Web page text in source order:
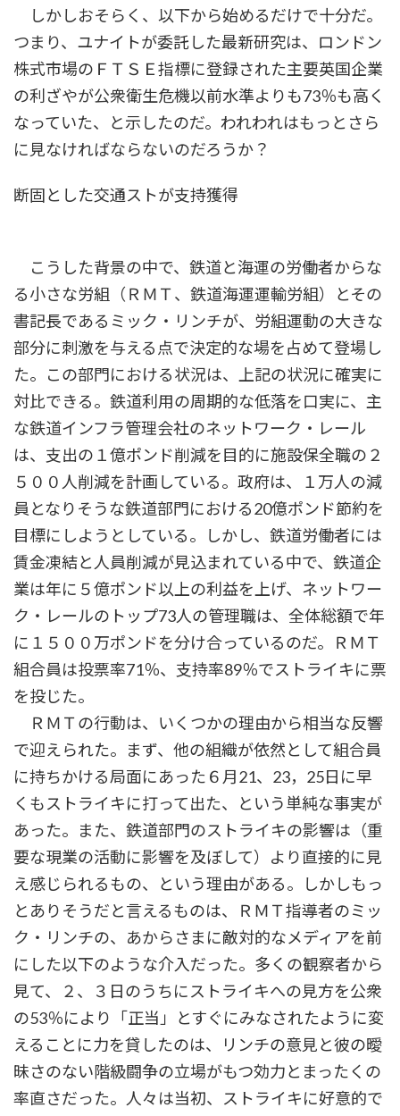
しかしおそらく、以下から始めるだけで十分だ。
つまり、ユナイトが委託した最新研究は、ロンドン
株式市場のＦＴＳＥ指標に登録された主要英国企業
の利ざやが公衆衛生危機以前水準よりも73％も高く
なっていた、と示したのだ。われわれはもっとさら
に見なければならないのだろうか？
断固とした交通ストが支持獲得
こうした背景の中で、鉄道と海運の労働者からな
る小さな労組（ＲＭＴ、鉄道海運運輸労組）とその
書記長であるミック・リンチが、労組運動の大きな
部分に刺激を与える点で決定的な場を占めて登場し
た。この部門における状況は、上記の状況に確実に
対比できる。鉄道利用の周期的な低落を口実に、主
な鉄道インフラ管理会社のネットワーク・レール
は、支出の１億ポンド削減を目的に施設保全職の２
５００人削減を計画している。政府は、１万人の減
員となりそうな鉄道部門における20億ポンド節約を
目標にしようとしている。しかし、鉄道労働者には
賃金凍結と人員削減が見込まれている中で、鉄道企
業は年に５億ポンド以上の利益を上げ、ネットワー
ク・レールのトップ73人の管理職は、全体総額で年
に１５００万ポンドを分け合っているのだ。ＲＭＴ
組合員は投票率71％、支持率89％でストライキに票
を投じた。
ＲＭＴの行動は、いくつかの理由から相当な反響
で迎えられた。まず、他の組織が依然として組合員
に持ちかける局面にあった６月21、23，25日に早
くもストライキに打って出た、という単純な事実が
あった。また、鉄道部門のストライキの影響は（重
要な現業の活動に影響を及ぼして）より直接的に見
え感じられるもの、という理由がある。しかしもっ
とありそうだと言えるものは、ＲＭＴ指導者のミッ
ク・リンチの、あからさまに敵対的なメディアを前
にした以下のような介入だった。多くの観察者から
見て、２、３日のうちにストライキへの見方を公衆
の53％により「正当」とすぐにみなされたように変
えることに力を貸したのは、リンチの意見と彼の曖
昧さのない階級闘争の立場がもつ効力とまったくの
率直さだった。人々は当初、ストライキに好意的で